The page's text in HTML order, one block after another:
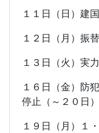
１１日（日）建
１２日（月）振
１３日（火）実
１６日（金）防
停止（～２０日）
１９日（月）１